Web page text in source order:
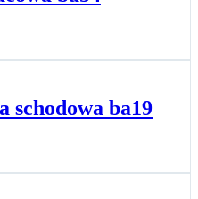
schodowa ba19